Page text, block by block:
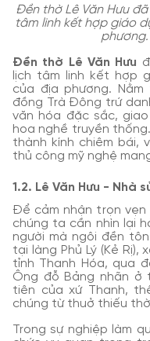
Đền thờ Lê Văn Hưu
tâm linh kết hợp giáo
phương.
Đền thờ Lê Văn Hưu
lịch tâm linh kết hợp
của địa phương.
đồng Trà Đông trứ
văn hóa đặc sắc,
hoa nghề truyền
thành kính chiêm bái,
thủ công mỹ nghệ
1.2. Lê Văn Hưu - Nhà
Để cảm nhận trọn vẹn
chúng ta cần nhìn lại
người mà ngôi đền tôn
tại làng Phủ Lý (Kẻ Rị),
tỉnh Thanh Hóa, qua
Ông đỗ Bảng nhãn ở
tiên của xứ Thanh,
chúng từ thuở thiếu
Trong sự nghiệp làm